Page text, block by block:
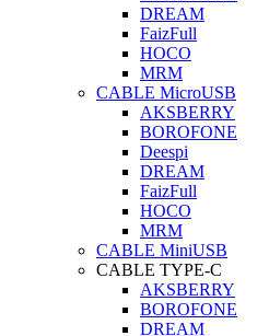
DREAM
FaizFull
HOCO
MRM
CABLE MicroUSB
AKSBERRY
BOROFONE
Deespi
DREAM
FaizFull
HOCO
MRM
CABLE MiniUSB
CABLE TYPE-C
AKSBERRY
BOROFONE
DREAM